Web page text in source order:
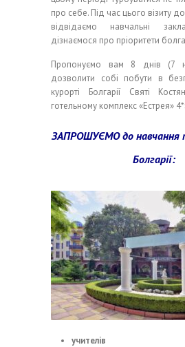
про себе. Під час цього візиту
відвідаємо навчальні
дізнаємося про пріоритети
Пропонуємо вам 8 днів (7
дозволити собі побути в
курорті Болгарії Святі
готельному комплекс «Естрея»
ЗАПРОШУЄМОдо навчання
Болгарії:
учителів